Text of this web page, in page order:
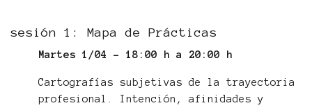
sesión 1: Mapa de Prácticas
Martes 1/04 - 18:00 h a 20:00 h
Cartografías subjetivas de la trayectoria
profesional. Intención, afinidades y